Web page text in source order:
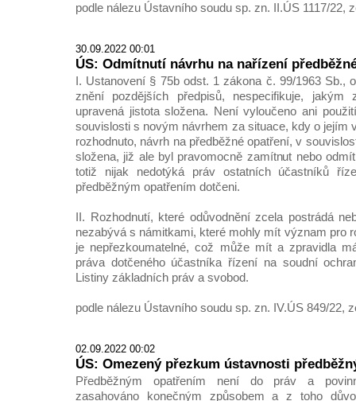
podle nálezu Ústavního soudu sp. zn. II.ÚS 1117/22,
30.09.2022 00:01
ÚS: Odmítnutí návrhu na nařízení
I. Ustanovení § 75b odst. 1 zákona č. 99/1963 Sb.,
znění pozdějších předpisů, nespecifikuje,
upravená jistota složena. Není vyloučeno ani
souvislosti s novým návrhem za situace, kdy o jejím
rozhodnuto, návrh na předběžné opatření, v
složena, již ale byl pravomocně zamítnut nebo
totiž nijak nedotýká práv ostatních účastníků
předběžným opatřením dotčeni.
II. Rozhodnutí, které odůvodnění zcela postrádá
nezabývá s námitkami, které mohly mít význam pro
je nepřezkoumatelné, což může mít a zpravidla
práva dotčeného účastníka řízení na soudní
Listiny základních práv a svobod.
podle nálezu Ústavního soudu sp. zn. IV.ÚS 849/22,
02.09.2022 00:02
ÚS: Omezený přezkum ústavnosti
Předběžným opatřením není do práv a
zasahováno konečným způsobem a z toho